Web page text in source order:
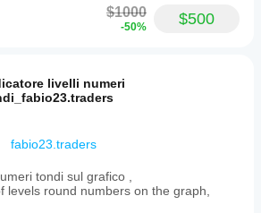
$1000
-50% $500
livelli numeri
fabio23.traders
tondi sul grafico ,
levels round numbers on the graph,